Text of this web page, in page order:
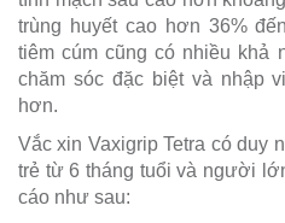
trùng huyết cao hơn 36%
tiêm cúm cũng có nhiều khả
chăm sóc đặc biệt và nhập
hơn.
Vắc xin Vaxigrip Tetra có duy
trẻ từ 6 tháng tuổi và người
cáo như sau: